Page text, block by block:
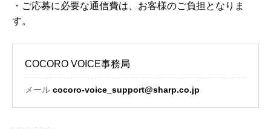
・ご応募に必要な通信費は、お客様のご負担となりま
す。
COCORO VOICE事務局
メール cocoro-voice_support@sharp.co.jp